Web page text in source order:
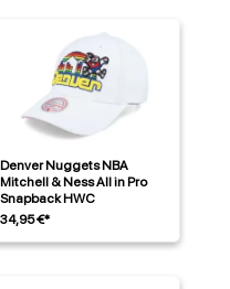
Denver Nuggets NBA
Mitchell & Ness All in Pro
Snapback HWC
34,95 €*